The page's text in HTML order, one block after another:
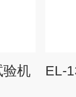
验机 EL-